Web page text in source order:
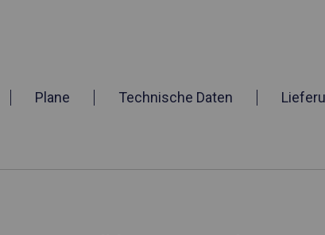
Plane Technische Daten